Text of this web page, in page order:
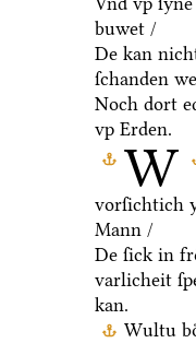
W
buwet /
De kan
ſchanden
Noch dort
vp Erden.
vorſichtich
Mann /
De ſick in
varlicheit
kan.
Wultu